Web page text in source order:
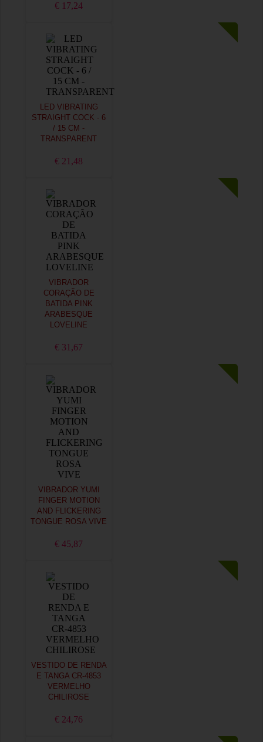
€ 17,24
LED VIBRATING
STRAIGHT COCK - 6
/ 15 CM -
TRANSPARENT
€ 21,48
VIBRADOR
CORAÇÃO DE
BATIDA PINK
ARABESQUE
LOVELINE
€ 31,67
VIBRADOR YUMI
FINGER MOTION
AND FLICKERING
TONGUE ROSA VIVE
€ 45,87
VESTIDO DE RENDA
E TANGA CR-4853
VERMELHO
CHILIROSE
€ 24,76